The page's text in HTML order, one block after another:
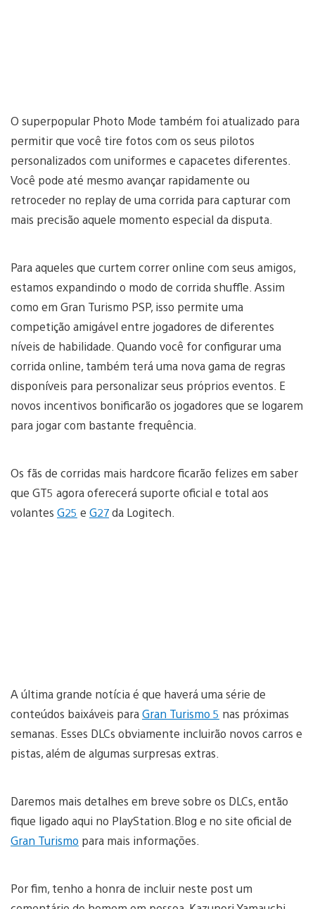
O superpopular Photo Mode também foi atualizado para
permitir que você tire fotos com os seus pilotos
personalizados com uniformes e capacetes diferentes.
Você pode até mesmo avançar rapidamente ou
retroceder no replay de uma corrida para capturar com
mais precisão aquele momento especial da disputa.
Para aqueles que curtem correr online com seus amigos,
estamos expandindo o modo de corrida shuffle. Assim
como em Gran Turismo PSP, isso permite uma
competição amigável entre jogadores de diferentes
níveis de habilidade. Quando você for configurar uma
corrida online, também terá uma nova gama de regras
disponíveis para personalizar seus próprios eventos. E
novos incentivos bonificarão os jogadores que se logarem
para jogar com bastante frequência.
Os fãs de corridas mais hardcore ficarão felizes em saber
que GT5 agora oferecerá suporte oficial e total aos
volantes G25 e G27da Logitech.
A última grande notícia é que haverá uma série de
conteúdos baixáveis para Gran Turismo 5 nas próximas
semanas. Esses DLCs obviamente incluirão novos carros e
pistas, além de algumas surpresas extras.
Daremos mais detalhes em breve sobre os DLCs, então
fique ligado aqui no PlayStation.Blog e no site oficial de
Gran Turismo para mais informações.
Por fim, tenho a honra de incluir neste post um